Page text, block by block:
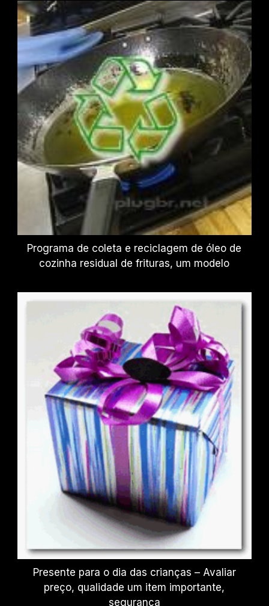
Programa de coleta e reciclagem de óleo de
cozinha residual de frituras, um modelo
Presente para o dia das crianças – Avaliar
preço, qualidade um item importante,
segurança